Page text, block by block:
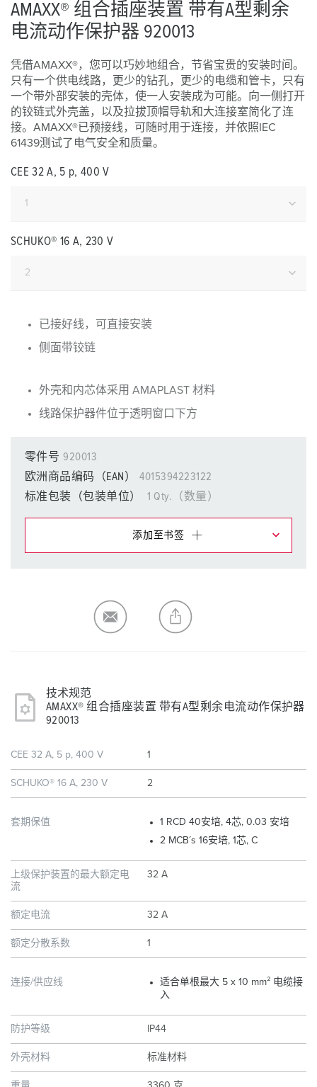
AMAXX® 组合插座装置 带有A型剩余
电流动作保护器 920013
凭借AMAXX®，您可以巧妙地组合，节省宝贵的安装时间。
只有一个供电线路，更少的钻孔，更少的电缆和管卡，只有
一个带外部安装的壳体，使一人安装成为可能。向一侧打开
的铰链式外壳盖，以及拉拔顶帽导轨和大连接室简化了连
接。AMAXX®已预接线，可随时用于连接，并依照IEC
61439测试了电气安全和质量。
CEE 32 A, 5 p, 400 V
SCHUKO® 16 A, 230 V
已接好线，可直接安装
侧面带铰链
外壳和内芯体采用 AMAPLAST 材料
线路保护器件位于透明窗口下方
零件号 920013
欧洲商品编码（EAN）
4015394223122
标准包装（包装单位）
1 Qty.（数量）
添加至书签
生成新清单
技术规范
AMAXX® 组合插座装置 带有A型剩余电流动作保护器
920013
CEE 32 A, 5 p, 400 V 1
SCHUKO® 16 A, 230 V 2
套期保值
1 RCD 40安培, 4芯, 0.03 安培
2 MCB´s 16安培, 1芯, C
上级保护装置的最大额定电
流
32 A
额定电流 32 A
额定分散系数 1
连接/供应线
适合单根最大 5 x 10 mm² 电缆接
入
防护等级 IP44
外壳材料 标准材料